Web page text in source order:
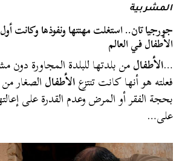
المشربية
جورجيا تان.. استغلت مهنتها ونفوذها وكانت
الأطفال في العالم
…الأطفالمن بلدتها للبلدة المجاورة دون
فعلته هو أنها كانت تنتزعالأطفالالصغار
بحجة الفقر أو المرض وعدم القدرة على
على…